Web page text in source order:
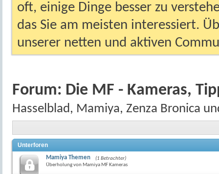
oft, einige Dinge besser zu
das Sie am meisten interessiert.
unserer netten und aktiven
Forum: Die MF - Kameras,
Hasselblad, Mamiya, Zenza Bronica
Unterforen
Mamiya Themen
(1 Betrachter)
Überholung von Mamiya MF Kameras